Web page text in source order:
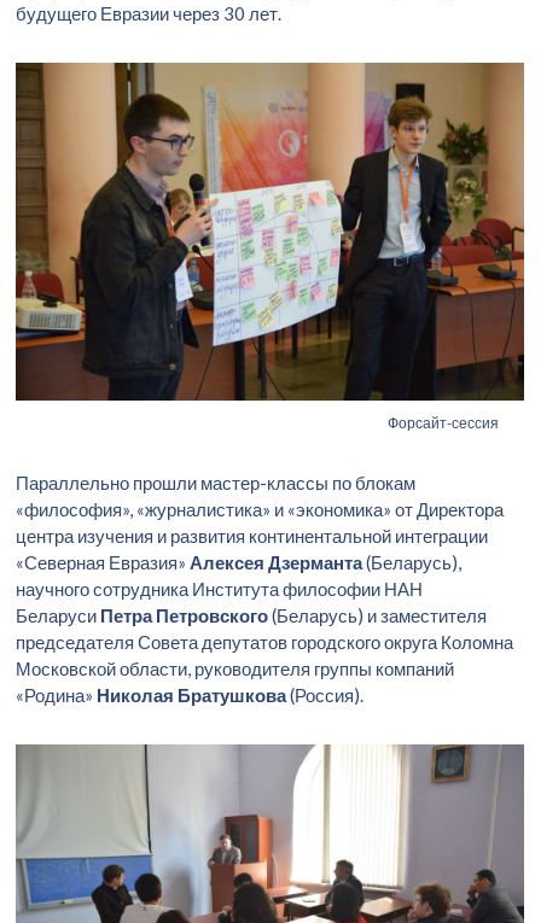
будущего Евразии через 30 лет.
Форсайт-сессия
Параллельно прошли мастер-классы по блокам
«философия», «журналистика» и «экономика» от Директора
центра изучения и развития континентальной интеграции
«Северная Евразия»Алексея Дзерманта(Беларусь),
научного сотрудника Института философии НАН
Беларуси Петра Петровского(Беларусь) и заместителя
председателя Совета депутатов городского округа Коломна
Московской области, руководителя группы компаний
«Родина» Николая Братушкова(Россия).